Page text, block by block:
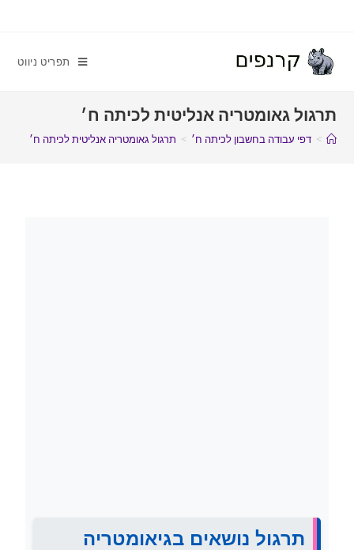
תפריט ניווט
תרגול גאומטריה אנליטית לכיתה ח׳
> דפי עבודה בחשבון לכיתה ח׳ > תרגול גאומטריה אנליטית לכיתה ח׳
תרגול נושאים בגיאומטריה